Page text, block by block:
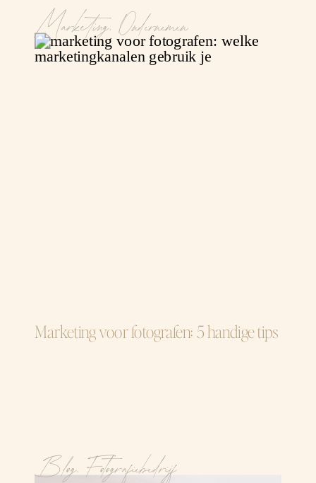
Marketing voor fotografen: 5 handige tips
Marketing, Ondernemen
Blog, Fotografiebedrijf